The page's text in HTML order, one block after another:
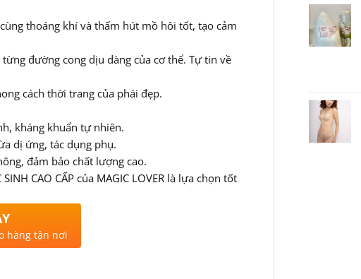
thoáng khí và thấm hút mồ hôi tốt, tạo cảm
đường cong dịu dàng của cơ thể. Tự tin về
cách thời trang của phái đẹp.
kháng khuẩn tự nhiên.
dị ứng, tác dụng phụ.
đảm bảo chất lượng cao.
CAO CẤP của MAGIC LOVER là lựa chọn tốt
hàng tận nơi